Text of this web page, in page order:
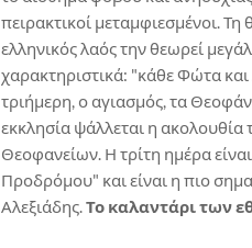
πειρακτικοί μεταμφιεσμένοι.
ελληνικός λαός την θεωρεί
χαρακτηριστικά: "κάθε Φώτα
τριήμερη, ο αγιασμός, τα
εκκλησία ψάλλεται η
Θεοφανείων. Η τρίτη ημέρα
Προδρόμου" και είναι η πιο
Αλεξιάδης.Το καλαντάρι των